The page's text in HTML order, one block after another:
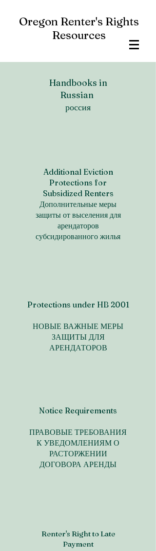
Oregon Renter's Rights
Resources
Handbooks in
Russian
россия
Additional Eviction
Protections for
Subsidized Renters
Дополнительные меры
защиты от выселения для
арендаторов
субсидированного жилья
Protections under HB 2001
НОВЫЕ ВАЖНЫЕ МЕРЫ
ЗАЩИТЫ ДЛЯ
АРЕНДАТОРОВ
Notice Requirements
ПРАВОВЫЕ ТРЕБОВАНИЯ
К УВЕДОМЛЕНИЯМ О
РАСТОРЖЕНИИ
ДОГОВОРА АРЕНДЫ
Renter's Right to Late
Payment